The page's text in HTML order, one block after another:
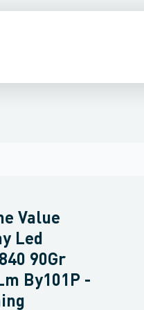
Value
Led
90Gr
By101P -